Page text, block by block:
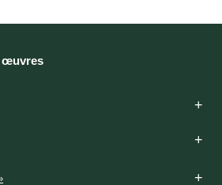
œuvres
Kowalska
de miséricorde
pour filles
solitaires
pour déficients et anciens
spirituelles
Slovaquie
USA